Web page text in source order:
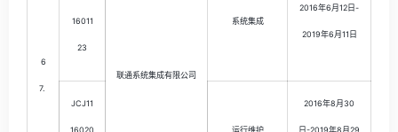
6
7.
16011
23
联通系统集成有限公司
系统集成
2016年6月12日-
2019年6月11日
JCJ11
16020 运行维护
2016年8月30
日-2019年8月29